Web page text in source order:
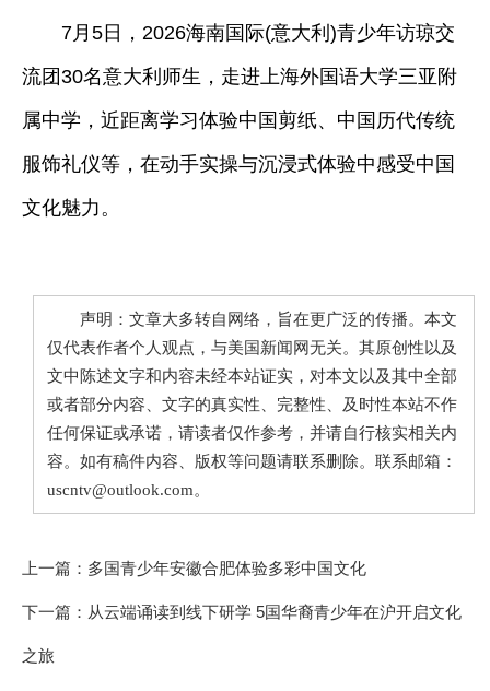
7月5日，2026海南国际(意大利)青少年访琼交
流团30名意大利师生，走进上海外国语大学三亚附
属中学，近距离学习体验中国剪纸、中国历代传统
服饰礼仪等，在动手实操与沉浸式体验中感受中国
文化魅力。
声明：文章大多转自网络，旨在更广泛的传播。本文
仅代表作者个人观点，与美国新闻网无关。其原创性以及
文中陈述文字和内容未经本站证实，对本文以及其中全部
或者部分内容、文字的真实性、完整性、及时性本站不作
任何保证或承诺，请读者仅作参考，并请自行核实相关内
容。如有稿件内容、版权等问题请联系删除。联系邮箱：
uscntv@outlook.com。
上一篇： 多国青少年安徽合肥体验多彩中国文化
下一篇： 从云端诵读到线下研学 5国华裔青少年在沪开启文化
之旅